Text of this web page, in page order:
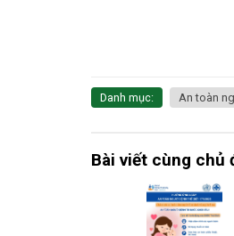
Danh mục: An toàn
Bài viết cùng chủ